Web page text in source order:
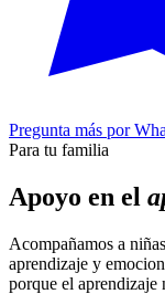
Pregunta más por
Para tu familia
Apoyo en el
Acompañamos a
aprendizaje y
porque el aprendizaje